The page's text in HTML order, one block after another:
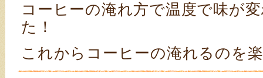
コーヒーの淹れ方で温度で味が
た！
これからコーヒーの淹れるのを